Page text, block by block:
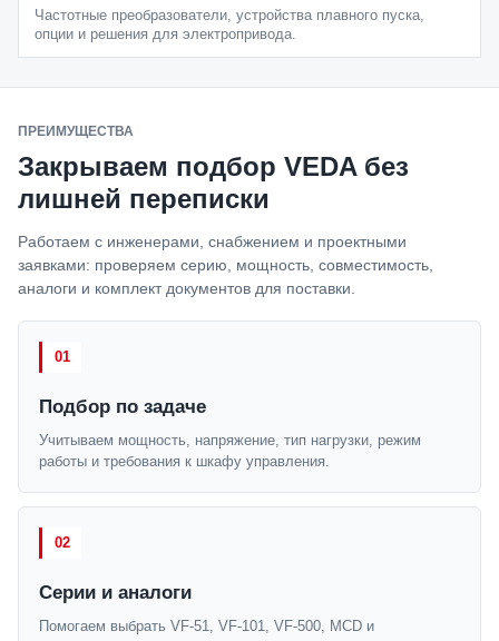
Частотные преобразователи, устройства плавного пуска,
опции и решения для электропривода.
ПРЕИМУЩЕСТВА
Закрываем подбор VEDA без
лишней переписки
Работаем с инженерами, снабжением и проектными
заявками: проверяем серию, мощность, совместимость,
аналоги и комплект документов для поставки.
01
Подбор по задаче
Учитываем мощность, напряжение, тип нагрузки, режим
работы и требования к шкафу управления.
02
Серии и аналоги
Помогаем выбрать VF-51, VF-101, VF-500, MCD и